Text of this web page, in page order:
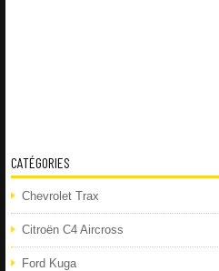
CATÉGORIES
Chevrolet Trax
Citroën C4 Aircross
Ford Kuga